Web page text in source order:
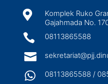

Komplek Ruko
Gajahmada No.
 08113865588

 08113865588 /